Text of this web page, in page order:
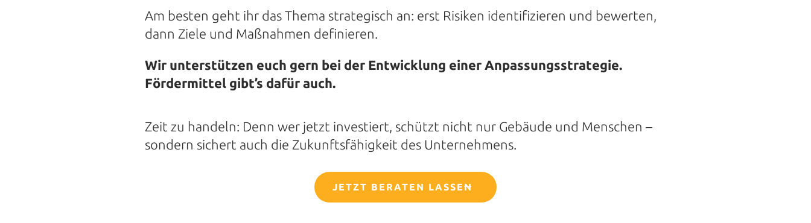
Am besten geht ihr das Thema strategisch an: erst Risiken identifizieren und bewerten,
dann Ziele und Maßnahmen definieren.
Wir unterstützen euch gern bei der Entwicklung einer Anpassungsstrategie.
Fördermittel gibt’s dafür auch.
Zeit zu handeln: Denn wer jetzt investiert, schützt nicht nur Gebäude und Menschen –
sondern sichert auch die Zukunftsfähigkeit des Unternehmens.
JETZT BERATEN LASSEN